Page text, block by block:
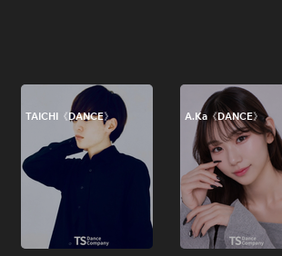
TAICHI《DANCE》 A.Ka《DANCE》